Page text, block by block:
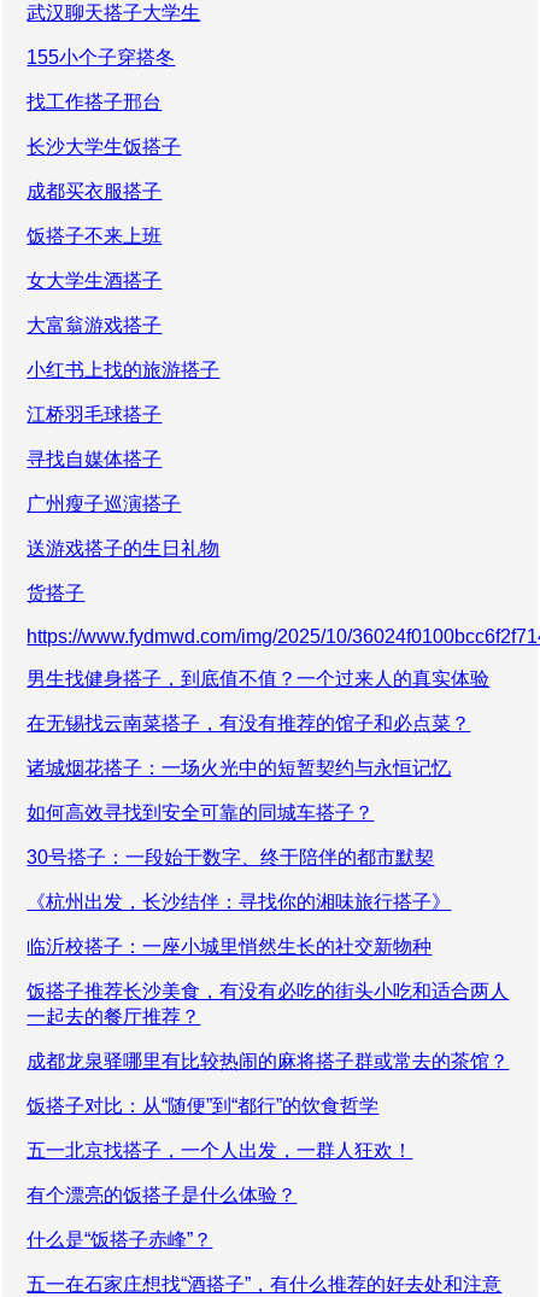
武汉聊天搭子大学生
155小个子穿搭冬
找工作搭子邢台
长沙大学生饭搭子
成都买衣服搭子
饭搭子不来上班
女大学生酒搭子
大富翁游戏搭子
小红书上找的旅游搭子
江桥羽毛球搭子
寻找自媒体搭子
广州瘦子巡演搭子
送游戏搭子的生日礼物
货搭子
https://www.fydmwd.com/img/2025/10/
男生找健身搭子，到底值不值？一个过来人的真实体验
在无锡找云南菜搭子，有没有推荐的馆子和必点菜？
诸城烟花搭子：一场火光中的短暂契约与永恒记忆
如何高效寻找到安全可靠的同城车搭子？
30号搭子：一段始于数字、终于陪伴的都市默契
《杭州出发，长沙结伴：寻找你的湘味旅行搭子》
临沂校搭子：一座小城里悄然生长的社交新物种
饭搭子推荐长沙美食，有没有必吃的街头小吃和适合两人
一起去的餐厅推荐？
成都龙泉驿哪里有比较热闹的麻将搭子群或常去的茶馆？
饭搭子对比：从“随便”到“都行”的饮食哲学
五一北京找搭子，一个人出发，一群人狂欢！
有个漂亮的饭搭子是什么体验？
什么是“饭搭子赤峰”？
五一在石家庄想找“酒搭子”，有什么推荐的好去处和注意